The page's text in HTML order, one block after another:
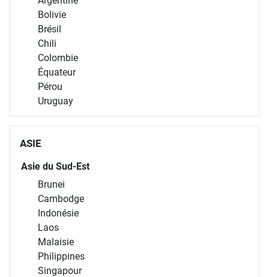
Bolivie
Brésil
Chili
Colombie
Équateur
Pérou
Uruguay
ASIE
Asie du Sud-Est
Brunei
Cambodge
Indonésie
Laos
Malaisie
Philippines
Singapour